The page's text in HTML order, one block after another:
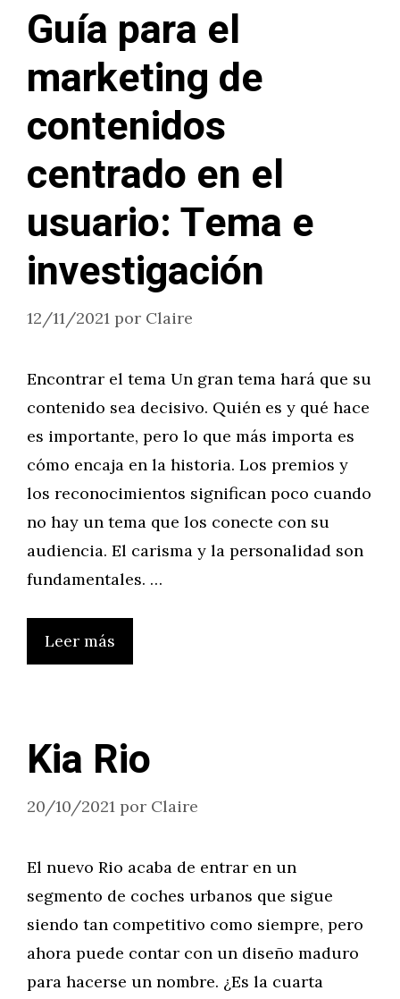
Guía para el
marketing de
contenidos
centrado en el
usuario: Tema e
investigación
12/11/2021 por Claire
Encontrar el tema Un gran tema hará que su
contenido sea decisivo. Quién es y qué hace
es importante, pero lo que más importa es
cómo encaja en la historia. Los premios y
los reconocimientos significan poco cuando
no hay un tema que los conecte con su
audiencia. El carisma y la personalidad son
fundamentales. …
Leer más
Kia Rio
20/10/2021 por Claire
El nuevo Rio acaba de entrar en un
segmento de coches urbanos que sigue
siendo tan competitivo como siempre, pero
ahora puede contar con un diseño maduro
para hacerse un nombre. ¿Es la cuarta